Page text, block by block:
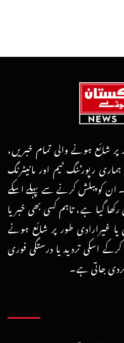
شائع ہونے والی تمام خبریں،
رپورٹنگ ٹیم اور مانیٹرنگ
ان کو پبلش کرنے سے پہلے اسکے
گیا ہے، تاہم کسی بھی خبر یا
غیرارادی طور پر شائع ہونے
اسکی تردید یا درستگی فوری
جاتی ہے۔